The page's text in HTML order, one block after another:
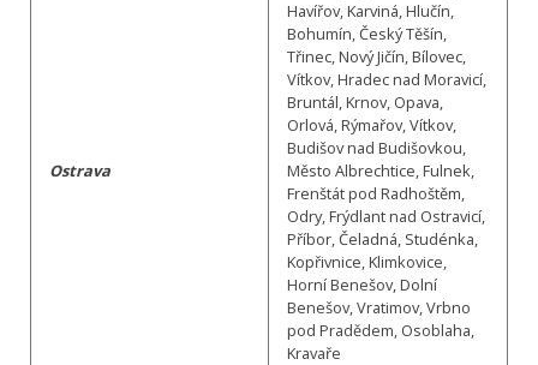
Ostrava
Havířov, Karviná, Hlučín,
Bohumín, Český Těšín,
Třinec, Nový Jičín, Bílovec,
Vítkov, Hradec nad Moravicí,
Bruntál, Krnov, Opava,
Orlová, Rýmařov, Vítkov,
Budišov nad Budišovkou,
Město Albrechtice, Fulnek,
Frenštát pod Radhoštěm,
Odry, Frýdlant nad Ostravicí,
Příbor, Čeladná, Studénka,
Kopřivnice, Klimkovice,
Horní Benešov, Dolní
Benešov, Vratimov, Vrbno
pod Pradědem, Osoblaha,
Kravaře